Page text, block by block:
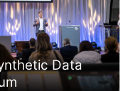
Data